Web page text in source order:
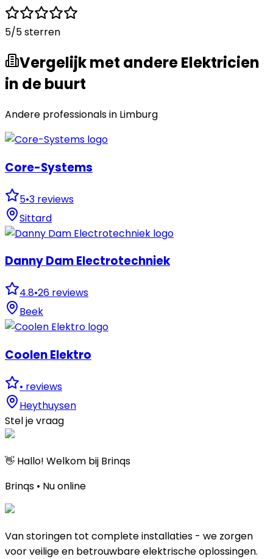
5/5 sterren
Vergelijk met andere Elektricien
in de buurt
Andere professionals in Limburg
Core-Systems
5•3 reviews
Sittard
Danny Dam Electrotechniek
4.8•26 reviews
Beek
Coolen Elektro
• reviews
Heythuysen
Stel je vraag
👋 Hallo! Welkom bij Brinqs
Brinqs • Nu online
Van storingen tot complete installaties - we zorgen
voor veilige en betrouwbare elektrische oplossingen.